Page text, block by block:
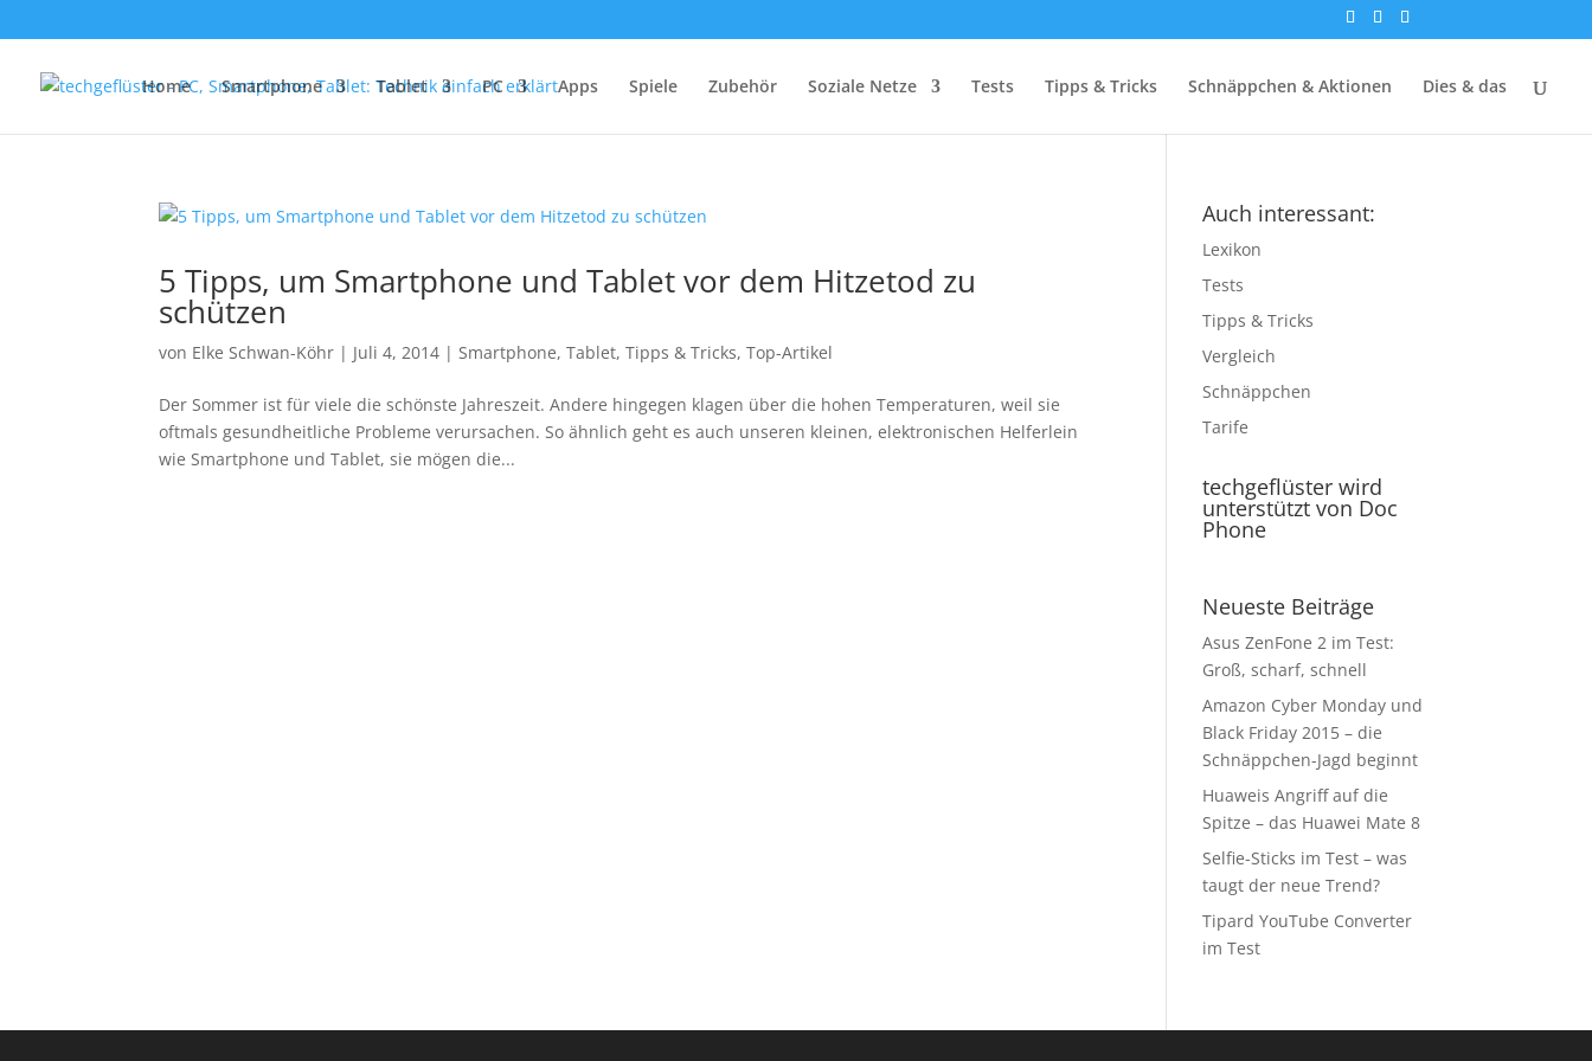
Home Smartphone Tablet PC Apps Spiele Zubehör Soziale Netze Tests Tipps & Tricks Schnäppchen & Aktionen Dies & das
5 Tipps, um Smartphone und Tablet vor dem Hitzetod zu
schützen
von Elke Schwan-Köhr | Juli 4, 2014 | Smartphone,Tablet,Tipps & Tricks,Top-Artikel
Der Sommer ist für viele die schönste Jahreszeit. Andere hingegen klagen über die hohen Temperaturen, weil sie
oftmals gesundheitliche Probleme verursachen. So ähnlich geht es auch unseren kleinen, elektronischen Helferlein
wie Smartphone und Tablet, sie mögen die...
Auch interessant:
Lexikon
Tests
Tipps & Tricks
Vergleich
Schnäppchen
Tarife
techgeflüster wird
unterstützt von Doc
Phone
Neueste Beiträge
Asus ZenFone 2 im Test:
Groß, scharf, schnell
Amazon Cyber Monday und
Black Friday 2015 – die
Schnäppchen-Jagd beginnt
Huaweis Angriff auf die
Spitze – das Huawei Mate 8
Selfie-Sticks im Test – was
taugt der neue Trend?
Tipard YouTube Converter
im Test